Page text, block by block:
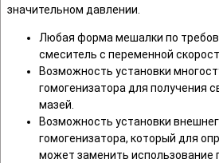
значительном давлении.
Любая форма мешалки по
смеситель с переменной
Возможность установки
гомогенизатора для получения
мазей.
Возможность установки
гомогенизатора, который для
может заменить использование